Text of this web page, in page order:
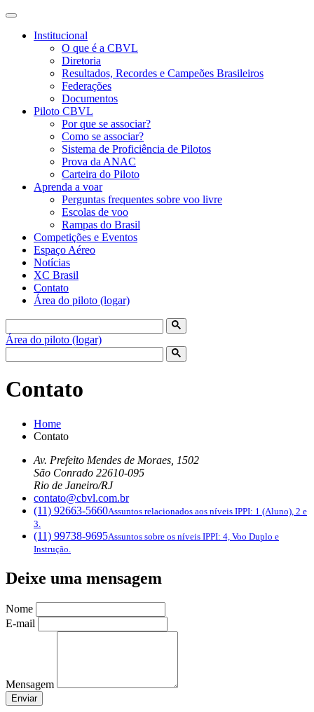
Institucional
O que é a CBVL
Diretoria
Resultados, Recordes e Campeões Brasileiros
Federações
Documentos
Piloto CBVL
Por que se associar?
Como se associar?
Sistema de Proficiência de Pilotos
Prova da ANAC
Carteira do Piloto
Aprenda a voar
Perguntas frequentes sobre voo livre
Escolas de voo
Rampas do Brasil
Competições e Eventos
Espaço Aéreo
Notícias
XC Brasil
Contato
Área do piloto (logar)
Área do piloto (logar)
Contato
Home
Contato
Av. Prefeito Mendes de Moraes, 1502
São Conrado 22610-095
Rio de Janeiro/RJ
contato@cbvl.com.br
(11) 92663-5660Assuntos relacionados aos níveis IPPI: 1 (Aluno), 2 e
3.
(11) 99738-9695Assuntos sobre os níveis IPPI: 4, Voo Duplo e
Instrução.
Deixe uma mensagem
Nome
E-mail
Mensagem
Enviar